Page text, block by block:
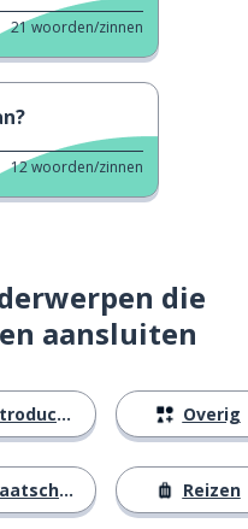
21woorden/zinnen
12woorden/zinnen
die
aansluiten
Overig
Reizen